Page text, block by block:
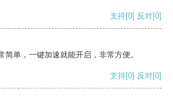
支持[0] 反对[0]
简单，一键加速就能开启，非常方便。
支持[0] 反对[0]